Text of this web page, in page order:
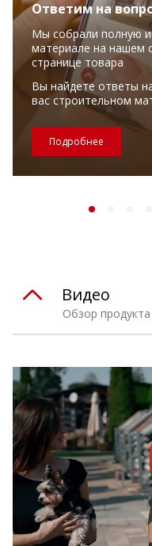
Ответим на
Мы собрали полную
материале на нашем
странице товара
Вы найдете ответы
вас строительном
Подробнее
Обзор продукта
Видео